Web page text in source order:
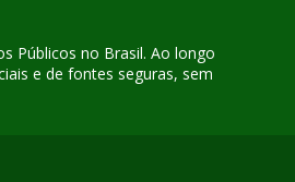
Públicos no Brasil. Ao longo
e de fontes seguras, sem